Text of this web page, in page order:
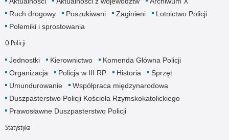
Ruch drogowy
Poszukiwani Zaginieni
Lotnictwo Policji
Polemiki i sprostowania
O Policji
Jednostki Kierownictwo
Komenda Główna Policji
Organizacja
Policja w III RP Historia
Sprzęt
Umundurowanie
Współpraca międzynarodowa
Duszpasterstwo Policji Kościoła Rzymskokatolickiego
Prawosławne Duszpasterstwo Policji
Statystyka